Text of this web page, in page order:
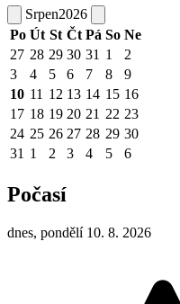
Srpen2026
Po Út St Čt Pá So Ne
27 28 29 30 31 1
2
3
4 5 6 7 8
9
10 11 12 13 14 15 16
17 18 19 20 21 22 23
24 25 26 27 28 29 30
31 1 2 3 4 5 6
Počasí
dnes, pondělí 10. 8. 2026